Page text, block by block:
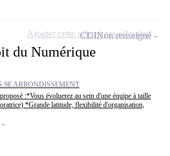
du Numérique
9E ARRONDISSEMENT
:*Vous évoluerez au sein d'une équipe à taille
*Grande latitude, flexibilité d'organisation,
CDINon renseigné
Ajouter cette offre à ma sélection